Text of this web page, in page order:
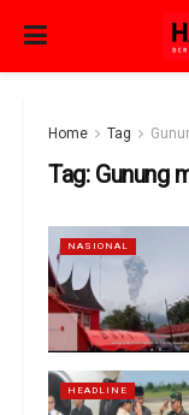
Home Tag
Tag: Gunung
NASIONAL
HEADLINE